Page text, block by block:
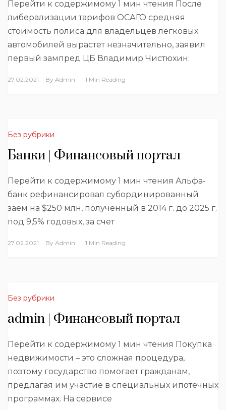
Перейти к содержимому 1 мин чтения После
либерализации тарифов ОСАГО средняя
стоимость полиса для владельцев легковых
автомобилей вырастет незначительно, заявил
первый зампред ЦБ Владимир Чистюхин:
27.02.2021 By Admin 1 Min Reading
Без рубрики
Банки | Финансовый портал
Перейти к содержимому 1 мин чтения Альфа-
банк рефинансировал субординированный
заем на $250 млн, полученный в 2014 г. до 2025 г.
под 9,5% годовых, за счет
27.02.2021 By Admin 1 Min Reading
Без рубрики
admin | Финансовый портал
Перейти к содержимому 1 мин чтения Покупка
недвижимости – это сложная процедура,
поэтому государство помогает гражданам,
предлагая им участие в специальных ипотечных
программах. На сервисе